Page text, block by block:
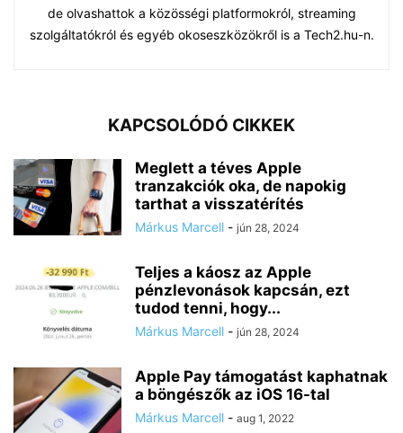
de olvashattok a közösségi platformokról, streaming
szolgáltatókról és egyéb okoseszközökről is a Tech2.hu-n.
KAPCSOLÓDÓ CIKKEK
Meglett a téves Apple
tranzakciók oka, de napokig
tarthat a visszatérítés
Márkus Marcell - jún 28, 2024
Teljes a káosz az Apple
pénzlevonások kapcsán, ezt
tudod tenni, hogy...
Márkus Marcell - jún 28, 2024
Apple Pay támogatást kaphatnak
a böngészők az iOS 16-tal
Márkus Marcell - aug 1, 2022